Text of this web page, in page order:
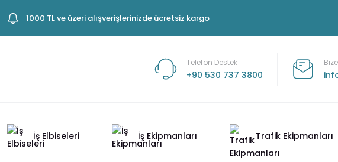
1000 TL ve üzeri alışverişlerinizde ücretsiz kargo
Telefon Destek
+90 530 737 3800
İş Elbiseleri İş Ekipmanları Trafik Ekipmanları